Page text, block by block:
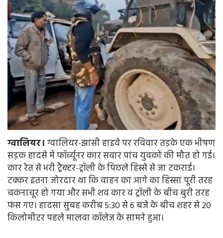
ग्वालियर। ग्वालियर-झांसी हाइवे पर रविवार तड़के एक भीषण
सड़क हादसे में फॉर्च्यूनर कार सवार पांच युवकों की मौत हो गई।
कार रेत से भरी ट्रैक्टर-ट्रॉली के पिछले हिस्से से जा टकराई।
टक्कर इतना जोरदार था कि वाहन का आगे का हिस्सा पूरी तरह
चकनाचूर हो गया और सभी शव कार व ट्रॉली के बीच बुरी तरह
फंस गए। हादसा सुबह करीब 5:30 से 6 बजे के बीच शहर से 20
किलोमीटर पहले मालवा कॉलेज के सामने हुआ।